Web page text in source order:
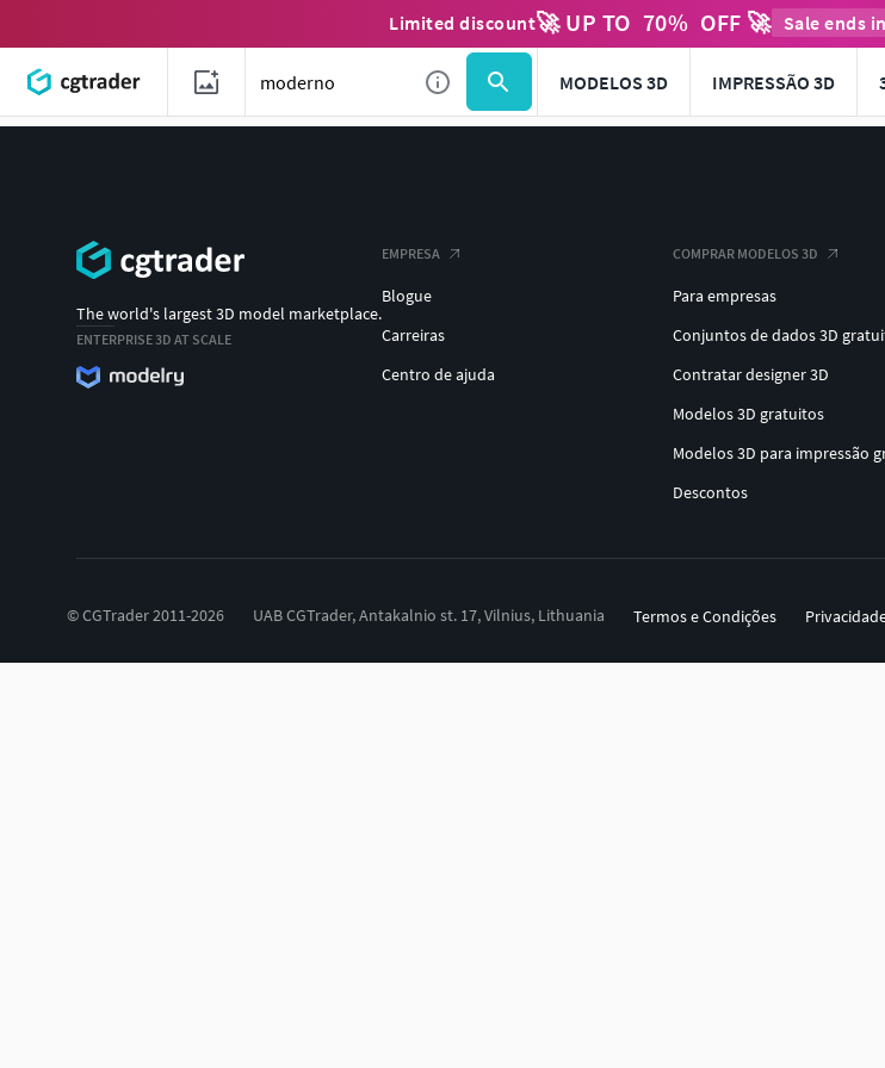
Limited discount🚀 UP TO 70% OFF 🚀 Sale ends in
MODELOS 3D IMPRESSÃO 3D
The world's largest 3D model marketplace.
ENTERPRISE 3D AT SCALE
EMPRESA
Blogue
Carreiras
Centro de ajuda
COMPRAR MODELOS 3D
Para empresas
Conjuntos de dados 3D
Contratar designer 3D
Modelos 3D gratuitos
Modelos 3D para impressão
Descontos
© CGTrader 2011-2026 UAB CGTrader, Antakalnio st. 17, Vilnius, Lithuania Termos e Condições